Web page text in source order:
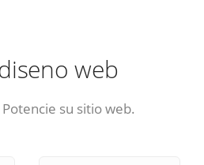
web
su sitio web.